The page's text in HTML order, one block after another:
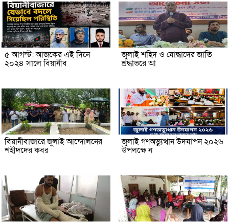
৫ আগস্ট: আজকের এই দিনে
২০২৪ সালে বিয়ানীব
জুলাই শহিদ ও যোদ্ধাদের জাতি
শ্রদ্ধাভরে আ
বিয়ানীবাজারে জুলাই আন্দোলনের
শহীদদের কবর
জুলাই গণঅভ্যুত্থান উদযাপন ২০২৬
উপলক্ষে ন